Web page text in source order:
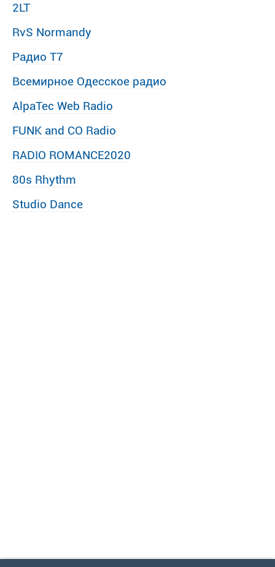
2LT
RvS Normandy
Радио Т7
Всемирное Одесское радио
AlpaTec Web Radio
FUNK and CO Radio
RADIO ROMANCE2020
80s Rhythm
Studio Dance